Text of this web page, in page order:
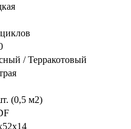
/ Терракотовый
(0,5 м2)